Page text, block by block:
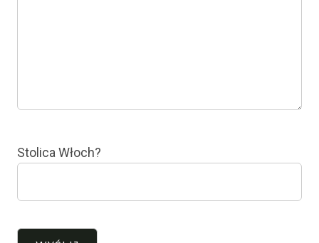
Stolica Włoch?